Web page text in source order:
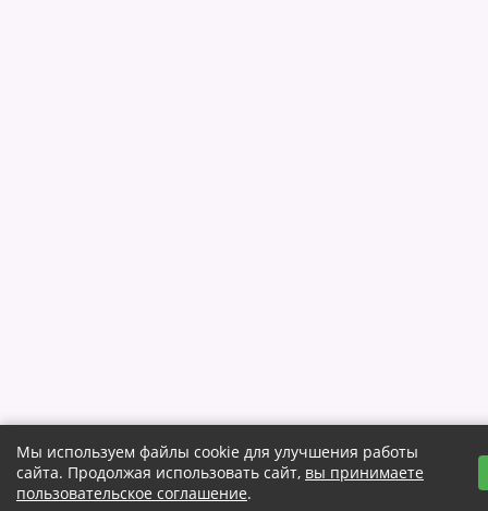
Мы используем файлы cookie для улучшения работы
сайта. Продолжая использовать сайт, вы принимаете
пользовательское соглашение.